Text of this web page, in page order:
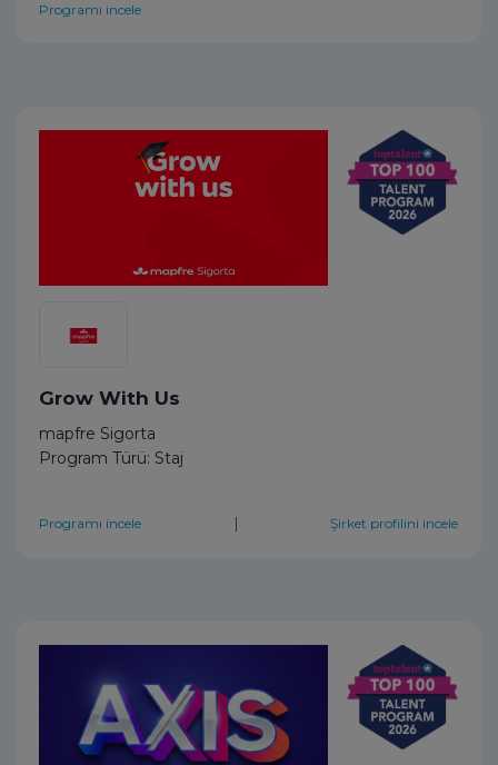
Programı incele
Grow With Us
mapfre Sigorta
Program Türü: Staj
Programı incele | Şirket profilini incele